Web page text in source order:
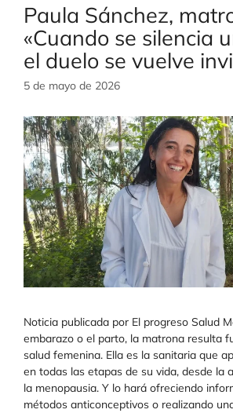
Paula Sánchez,
«Cuando se silencia
el duelo se vuelve
5 de mayo de 2026
Noticia publicada por El progreso Salud
embarazo o el parto, la matrona resulta
salud femenina. Ella es la sanitaria que
en todas las etapas de su vida, desde la
la menopausia. Y lo hará ofreciendo
métodos anticonceptivos o realizando